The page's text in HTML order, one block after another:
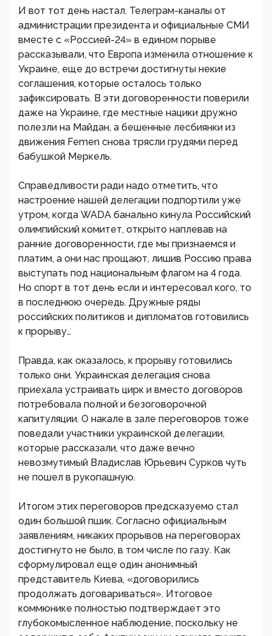
И вот тот день настал. Телеграм-каналы от
администрации президента и официальные СМИ
вместе с «Россией-24» в едином порыве
рассказывали, что Европа изменила отношение к
Украине, еще до встречи достигнуты некие
соглашения, которые осталось только
зафиксировать. В эти договоренности поверили
даже на Украине, где местные нацики дружно
полезли на Майдан, а бешенные лесбиянки из
движения Femen снова трясли грудями перед
бабушкой Меркель.
Справедливости ради надо отметить, что
настроение нашей делегации подпортили уже
утром, когда WADA банально кинула Российский
олимпийский комитет, открыто наплевав на
ранние договоренности, где мы признаемся и
платим, а они нас прощают, лишив Россию права
выступать под национальным флагом на 4 года.
Но спорт в тот день если и интересовал кого, то
в последнюю очередь. Дружные ряды
российских политиков и дипломатов готовились
к прорыву…
Правда, как оказалось, к прорыву готовились
только они. Украинская делегация снова
приехала устраивать цирк и вместо договоров
потребовала полной и безоговорочной
капитуляции. О накале в зале переговоров тоже
поведали участники украинской делегации,
которые рассказали, что даже вечно
невозмутимый Владислав Юрьевич Сурков чуть
не пошел в рукопашную.
Итогом этих переговоров предсказуемо стал
один большой пшик. Согласно официальным
заявлениям, никаких прорывов на переговорах
достигнуто не было, в том числе по газу. Как
сформулировал еще один анонимный
представитель Киева, «договорились
продолжать договариваться». Итоговое
коммюнике полностью подтверждает это
глубокомысленное наблюдение, поскольку не